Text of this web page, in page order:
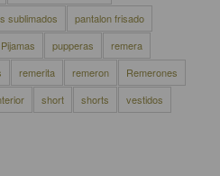
sublimados
pantalon frisado
Pijamas pupperas
remera
remerita remeron
Remerones
short shorts vestidos